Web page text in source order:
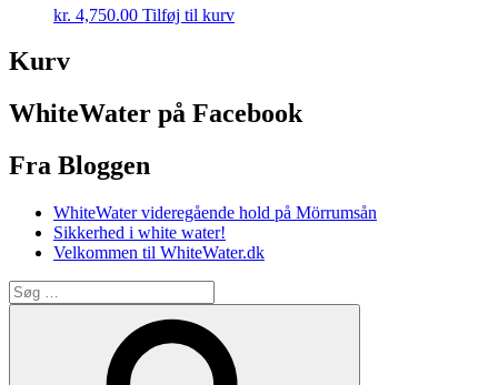
kr. 4,750.00 Tilføj til kurv
Kurv
WhiteWater på Facebook
Fra Bloggen
WhiteWater videregående hold på Mörrumsån
Sikkerhed i white water!
Velkommen til WhiteWater.dk
Søg
efter: